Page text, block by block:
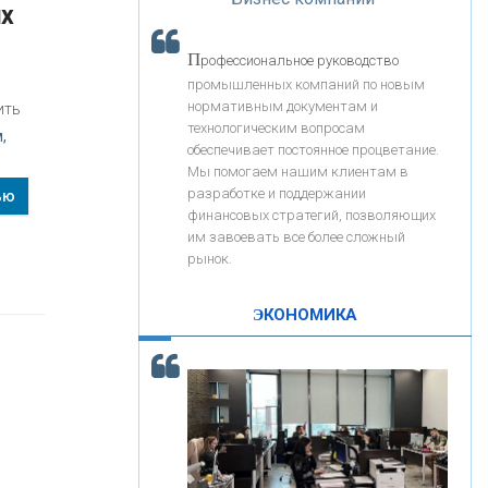
«РОСЕВРОБАНК»
«ПРЕСС-СЛУЖБА ВТБ24»
«АВТОГРАДБАНК»
КОНТАКТЫ
«Интервью»
Скорость - один из главных трендов в
кредитовании бизнеса - «Интервью»
Профессиональное руководство
промышленных компаний по новым
нормативным документам и
технологическим вопросам
обеспечивает постоянное процветание.
Мы помогаем нашим клиентам в
разработке и поддержании
финансовых стратегий, позволяющих
им завоевать все более сложный
рынок.
ЭКОНОМИКА